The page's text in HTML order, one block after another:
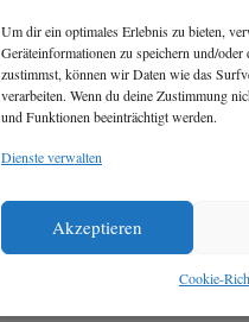
Um dir ein optimales Erlebnis zu bieten,
Geräteinformationen zu speichern und/
zustimmst, können wir Daten wie das
verarbeiten. Wenn du deine Zustimmung
und Funktionen beeinträchtigt werden.
Dienste verwalten
Akzeptieren
Cookie-
Diese Webseite stellt Inhalte
HafenCity Zeitung zur
Version ist unter